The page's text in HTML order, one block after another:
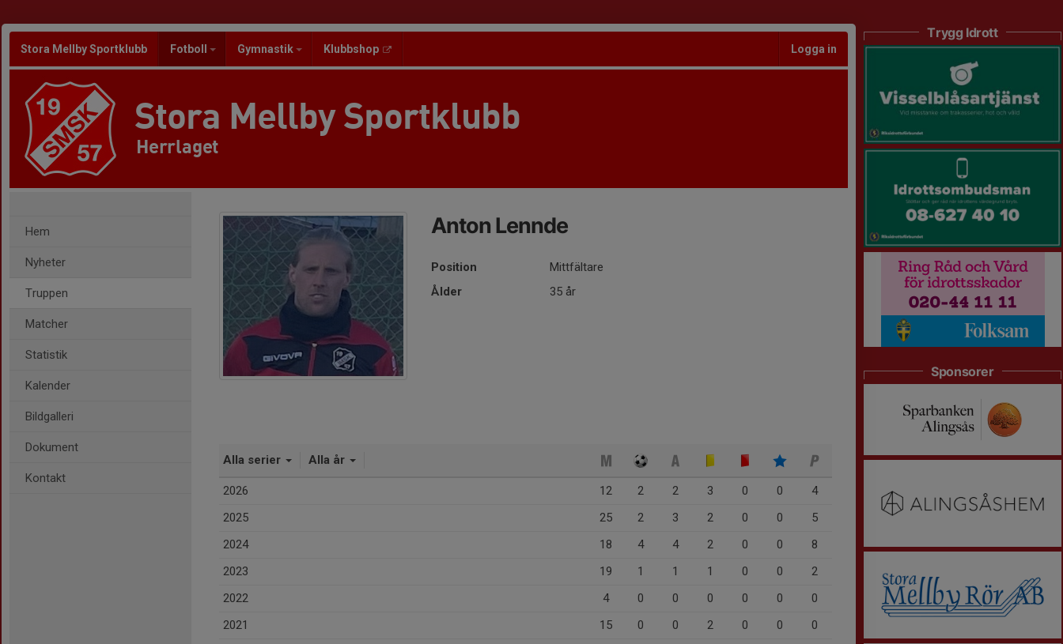
Stora Mellby Sportklubb Fotboll Gymnastik Klubbshop Logga in
Stora Mellby Sportklubb
Herrlaget
Hem
Nyheter
Truppen
Matcher
Statistik
Kalender
Bildgalleri
Dokument
Kontakt
Anton Lennde
Position
Mittfältare
Ålder
35 år
Alla serier Alla år
2026 12 2 2 3 0 0
4
2025
25 2 3 2 0 0
5
2024
18 4 4 2 0 0
8
2023
19 1 1 1 0 0
2
2022
4 0 0 0 0 0
0
2021
15 0 0 2 0 0
0
Trygg Idrott
Sponsorer